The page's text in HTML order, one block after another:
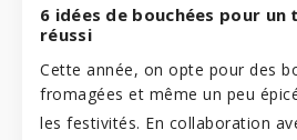
6 idées de bouchées pour
réussi
Cette année, on opte pour des
fromagées et même un peu
les festivités. En collaboration